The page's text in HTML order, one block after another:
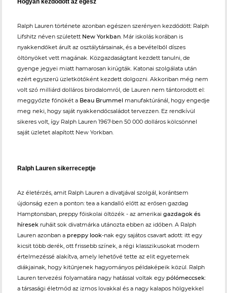
Hogyan kezdődött az egész
Ralph Lauren története azonban egészen szerényen kezdődött: Ralph
Lifshitz néven született New Yorkban. Már iskolás korában is
nyakkendőket árult az osztálytársainak, és a bevételből díszes
öltönyöket vett magának. Közgazdaságtant kezdett tanulni, de
gyenge jegyei miatt hamarosan kirúgták. Katonai szolgálata után
ezért egyszerű üzletkötőként kezdett dolgozni. Akkoriban még nem
volt szó milliárd dolláros birodalomról, de Lauren nem tántorodott el:
meggyőzte főnökét a Beau Brummel manufaktúránál, hogy engedje
meg neki, hogy saját nyakkendőcsaládot tervezzen. Ez rendkívül
sikeres volt, így Ralph Lauren 1967-ben 50 000 dolláros kölcsönnel
saját üzletet alapított New Yorkban.
Ralph Lauren sikerreceptje
Az életérzés, amit Ralph Lauren a divatjával szolgál, korántsem
újdonság ezen a ponton: tea a kandalló előtt az erősen gazdag
Hamptonsban, preppy főiskolai öltözék - az amerikai gazdagok és
híresek ruháit sok divatmárka utánozta ebben az időben. A Ralph
Lauren azonban a preppy look-nak egy sajátos csavart adott: itt egy
kicsit több derék, ott frissebb színek, a régi klasszikusokat modern
értelmezéssé alakítva, amely lehetővé tette az elit egyetemek
diákjainak, hogy kitűnjenek hagyományos példaképeik közül. Ralph
Lauren tervezési folyamatára nagy hatással voltak egy pólómeccsek:
a társasági életmód az izmos lovakkal és a nagy kalapos hölgyekkel